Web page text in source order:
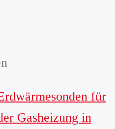
für
Gasheizung in